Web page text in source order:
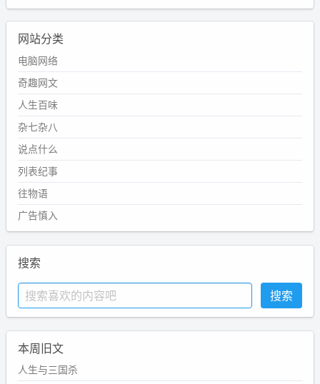
网站分类
电脑网络
奇趣网文
人生百味
杂七杂八
说点什么
列表纪事
往物语
广告慎入
搜索
本周旧文
人生与三国杀